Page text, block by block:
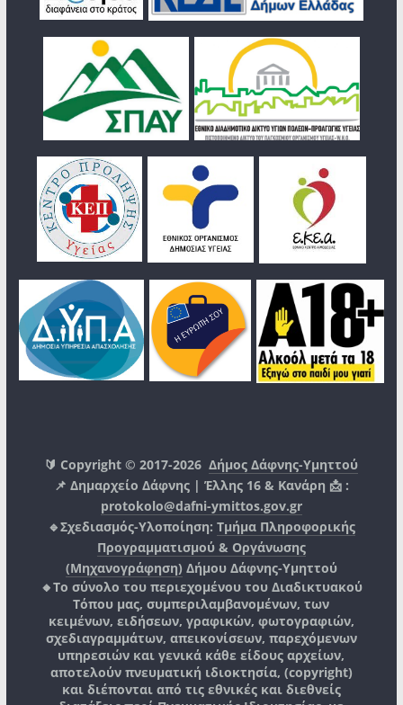
🔰 Copyright © 2017-2026Δήμος Δάφνης-Υμηττού
📌 Δημαρχείο Δάφνης | Έλλης 16 & Κανάρη 📩 :
protokolo@dafni-ymittos.gov.gr
🔹Σχεδιασμός-Υλοποίηση: Τμήμα Πληροφορικής
Προγραμματισμού & Οργάνωσης
(Μηχανογράφηση) Δήμου Δάφνης-Υμηττού
🔸Το σύνολο του περιεχομένου του Διαδικτυακού
Τόπου μας, συμπεριλαμβανομένων, των
κειμένων, ειδήσεων, γραφικών, φωτογραφιών,
σχεδιαγραμμάτων, απεικονίσεων, παρεχόμενων
υπηρεσιών και γενικά κάθε είδους αρχείων,
αποτελούν πνευματική ιδιοκτησία, (copyright)
και διέπονται από τις εθνικές και διεθνείς